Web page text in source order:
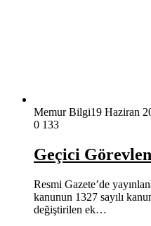
Memur Bilgi19 Haziran
0 133
Geçici
Resmi Gazete’de
kanunun 1327 sayılı
değiştirilen ek…